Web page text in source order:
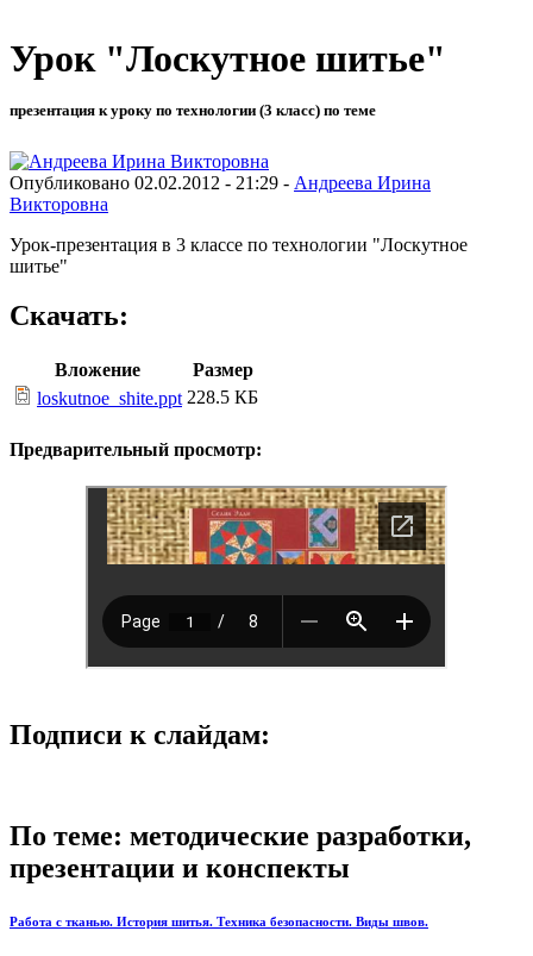
Урок "Лоскутное шитье"
презентация к уроку по технологии (3 класс) по теме
Опубликовано 02.02.2012 - 21:29 - Андреева Ирина
Викторовна
Урок-презентация в 3 классе по технологии "Лоскутное
шитье"
Скачать:
Вложение
Размер
loskutnoe_shite.ppt 228.5 КБ
Предварительный просмотр:
Подписи к слайдам:
По теме: методические разработки,
презентации и конспекты
Работа с тканью. История шитья. Техника безопасности. Виды швов.